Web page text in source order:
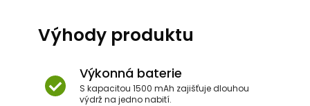
Výhody produktu
Výkonná baterie
S kapacitou 1500 mAh zajišťuje dlouhou
výdrž na jedno nabití.